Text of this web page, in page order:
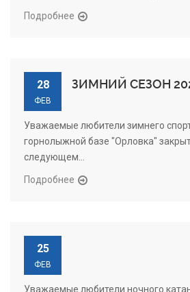
Подробнее
28
ФЕВ
ЗИМНИЙ СЕЗОН
Уважаемые любители зимнего
горнолыжной базе "Орловка"
следующем...
Подробнее
25
ФЕВ
Уважаемые любители ночного